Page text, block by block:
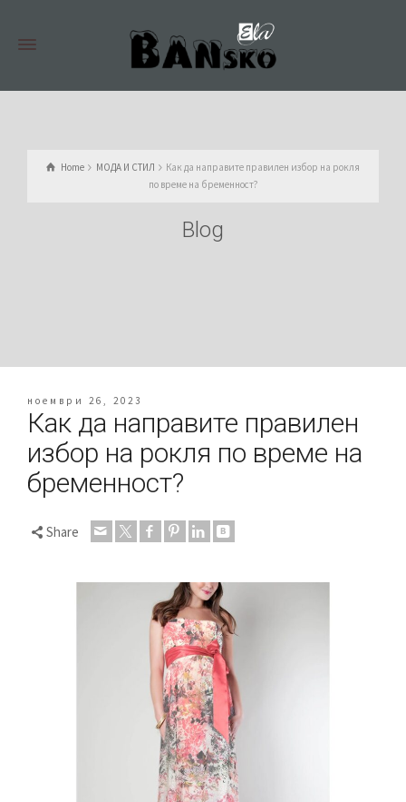
Home МОДА И СТИЛ
Как да направите правилен избор на рокля
по време на бременност?
Blog
ноември 26, 2023
Как да направите правилен
избор на рокля по време на
бременност?
Share